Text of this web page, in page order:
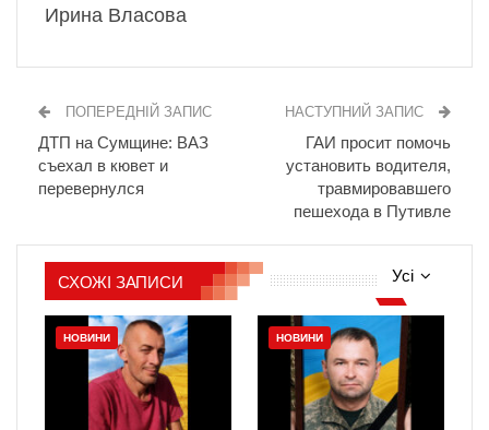
Ирина Власова
ПОПЕРЕДНІЙ ЗАПИС
ДТП на Сумщине: ВАЗ
съехал в кювет и
перевернулся
НАСТУПНИЙ ЗАПИС
ГАИ просит помочь
установить водителя,
травмировавшего
пешехода в Путивле
Усі
СХОЖІ ЗАПИСИ
НОВИНИ НОВИНИ